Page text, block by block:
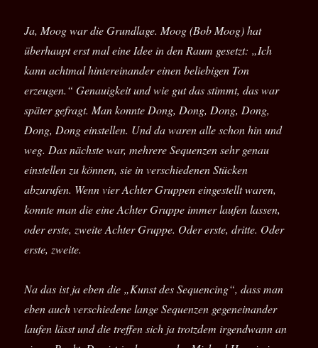
Ja, Moog war die Grundlage. Moog (Bob Moog) hat
überhaupt erst mal eine Idee in den Raum gesetzt: „Ich
kann achtmal hintereinander einen beliebigen Ton
erzeugen.“ Genauigkeit und wie gut das stimmt, das war
später gefragt. Man konnte Dong, Dong, Dong, Dong,
Dong, Dong einstellen. Und da waren alle schon hin und
weg. Das nächste war, mehrere Sequenzen sehr genau
einstellen zu können, sie in verschiedenen Stücken
abzurufen. Wenn vier Achter Gruppen eingestellt waren,
konnte man die eine Achter Gruppe immer laufen lassen,
oder erste, zweite Achter Gruppe. Oder erste, dritte. Oder
erste, zweite.
Na das ist ja eben die „Kunst des Sequencing“, dass man
eben auch verschiedene lange Sequenzen gegeneinander
laufen lässt und die treffen sich ja trotzdem irgendwann an